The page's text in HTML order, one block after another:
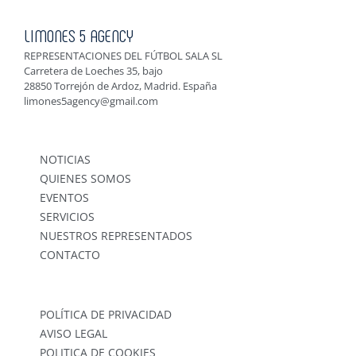
LIMONES 5 AGENCY
REPRESENTACIONES DEL FÚTBOL SALA SL
Carretera de Loeches 35, bajo
28850 Torrejón de Ardoz, Madrid. España
limones5agency@gmail.com
NOTICIAS
QUIENES SOMOS
EVENTOS
SERVICIOS
NUESTROS REPRESENTADOS
CONTACTO
POLÍTICA DE PRIVACIDAD
AVISO LEGAL
POLITICA DE COOKIES